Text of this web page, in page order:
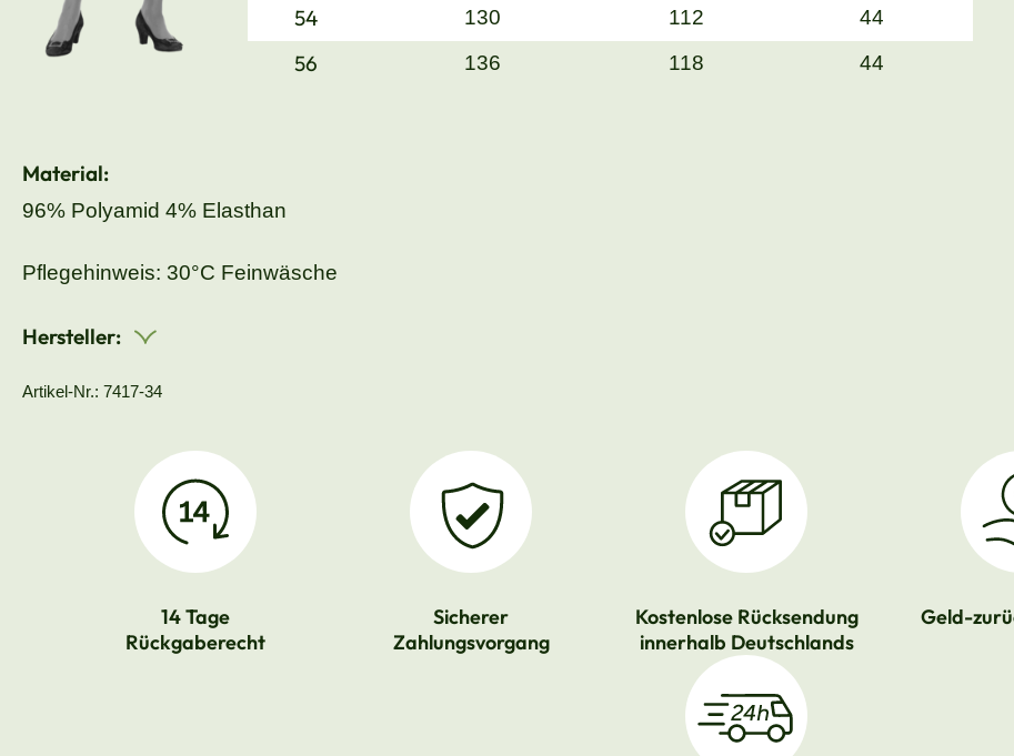
54 130 112 44
56 136 118 44
Material:
96% Polyamid 4% Elasthan
Pflegehinweis: 30°C Feinwäsche
Hersteller:
Artikel-Nr.: 7417-34
14 Tage
Rückgaberecht
Sicherer
Zahlungsvorgang
Kostenlose Rücksendung
innerhalb Deutschlands
Geld-